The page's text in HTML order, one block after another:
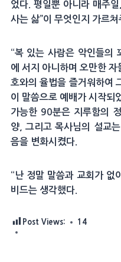
었다. 평일뿐 아니라 매주
사는 삶”이 무엇인지 가르쳐
“복 있는 사람은 악인들의
에 서지 아니하며 오만한
호와의 율법을 즐거워하여
이 말씀으로 예배가 시작되
가능한 90분은 지루함의
양, 그리고 목사님의 설교
음을 변화시켰다.
“난 정말 말씀과 교회가 없
비드는 생각했다.
Post Views: 14